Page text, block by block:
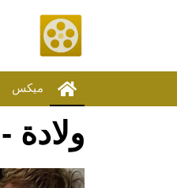
ميكس